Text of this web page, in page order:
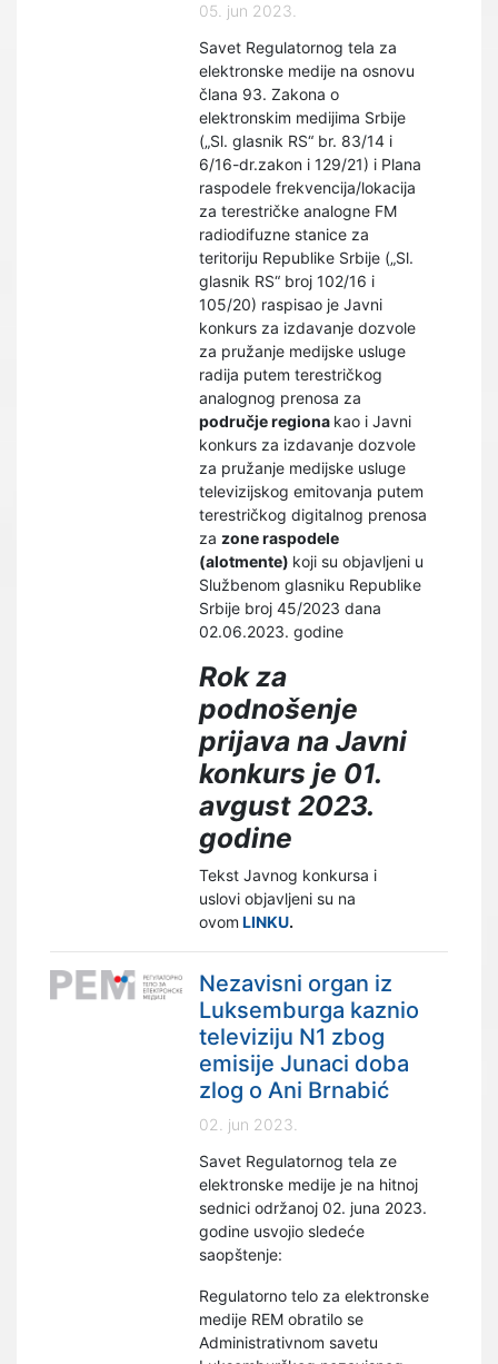
05. jun 2023.
Savet Regulatornog tela za
elektronske medije na osnovu
člana 93. Zakona o
elektronskim medijima Srbije
(„Sl. glasnik RS“ br. 83/14 i
6/16-dr.zakon i 129/21) i Plana
raspodele frekvencija/lokacija
za terestričke analogne FM
radiodifuzne stanice za
teritoriju Republike Srbije („Sl.
glasnik RS“ broj 102/16 i
105/20) raspisao je Javni
konkurs za izdavanje dozvole
za pružanje medijske usluge
radija putem terestričkog
analognog prenosa za
područje regiona kao i Javni
konkurs za izdavanje dozvole
za pružanje medijske usluge
televizijskog emitovanja putem
terestričkog digitalnog prenosa
za zone raspodele
(alotmente) koji su objavljeni u
Službenom glasniku Republike
Srbije broj 45/2023 dana
02.06.2023. godine
Rok za
podnošenje
prijava na Javni
konkurs je 01.
avgust 2023.
godine
Tekst Javnog konkursa i
uslovi objavljeni su na
ovom LINKU.
Nezavisni organ iz
Luksemburga kaznio
televiziju N1 zbog
emisije Junaci doba
zlog o Ani Brnabić
02. jun 2023.
Savet Regulatornog tela ze
elektronske medije je na hitnoj
sednici održanoj 02. juna 2023.
godine usvojio sledeće
saopštenje:
Regulatorno telo za elektronske
medije REM obratilo se
Administrativnom savetu